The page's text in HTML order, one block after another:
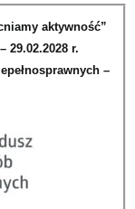
aktywność”
29.02.2028 r.
–